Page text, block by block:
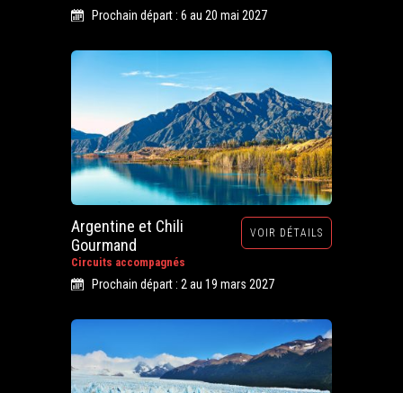
Prochain départ : 6 au 20 mai 2027
Argentine et Chili
Gourmand
Circuits accompagnés
VOIR DÉTAILS
Prochain départ : 2 au 19 mars 2027